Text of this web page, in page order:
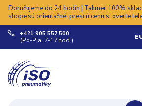
Doručujeme do 24 hodín | Takmer 100%
shope sú orientačné, presnú cenu si overte
+421 905 557 500
(Po-Pia, 7-17 hod.)